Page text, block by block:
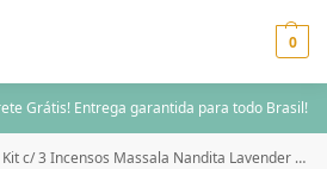
0
Grátis! Entrega garantida para todo Brasil!
Kit c/ 3 Incensos Massala Nandita Lavender 15g